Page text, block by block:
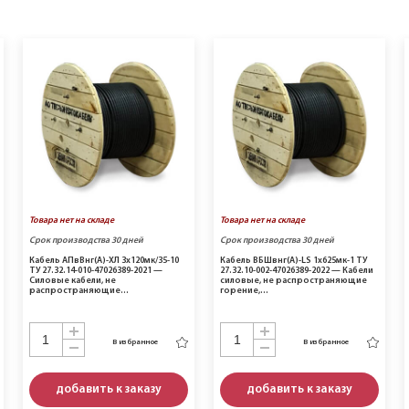
Товара нет на складе
Срок производства 30 дней
Кабель АПвВнг(A)-ХЛ 3х120мк/35-10
ТУ 27.32.14-010-47026389-2021 —
Силовые кабели, не
распространяющие…
В избранное
добавить к заказу
Товара нет на складе
Срок производства 30 дней
Кабель ВБШвнг(A)-LS 1х625мк-1 ТУ
27.32.10-002-47026389-2022 — Кабели
силовые, не распространяющие
горение,…
В избранное
добавить к заказу